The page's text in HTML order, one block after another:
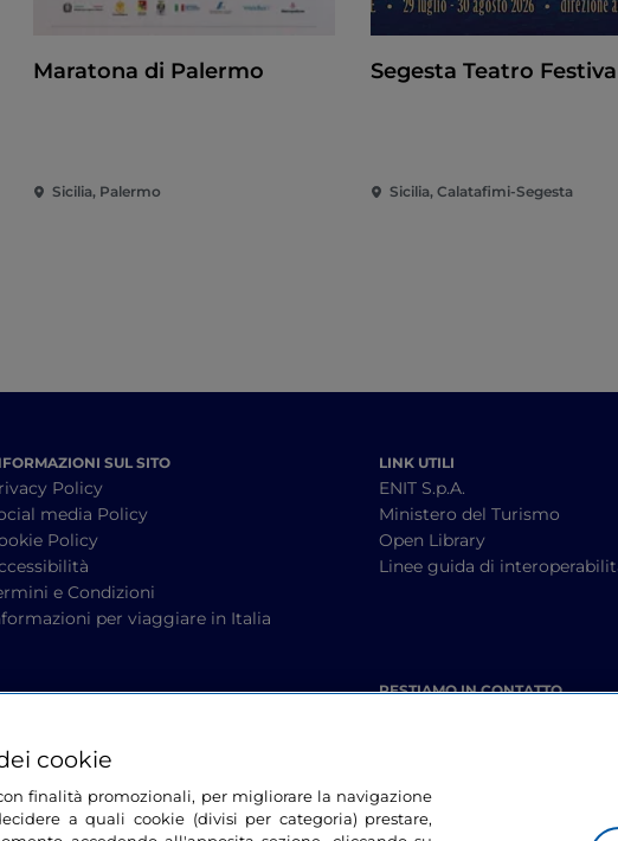
Maratona di Palermo
Sicilia, Palermo
Segesta Teatro
Sicilia, Calatafimi-Segesta
SUL SITO
Policy
media Policy
Policy
e Condizioni
per viaggiare in Italia
LINK UTILI
ENIT S.p.A.
Ministero del Turismo
Open Library
Linee guida di
RESTIAMO IN CONTATTO
cookie
finalità promozionali, per migliorare la navigazione
a quali cookie (divisi per categoria) prestare,